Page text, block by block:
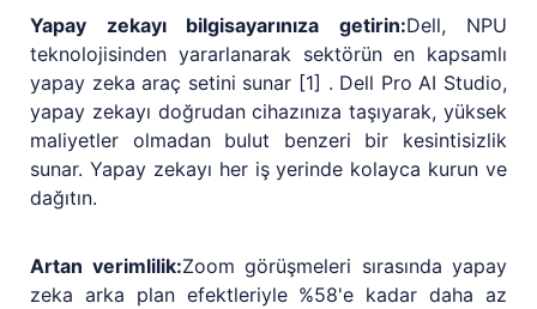
Yapay zekayı bilgisayarınıza getirin:Dell, NPU
teknolojisinden yararlanarak sektörün en kapsamlı
yapay zeka araç setini sunar [1] . Dell Pro AI Studio,
yapay zekayı doğrudan cihazınıza taşıyarak, yüksek
maliyetler olmadan bulut benzeri bir kesintisizlik
sunar. Yapay zekayı her iş yerinde kolayca kurun ve
dağıtın.
Artan verimlilik:Zoom görüşmeleri sırasında yapay
zeka arka plan efektleriyle %58'e kadar daha az